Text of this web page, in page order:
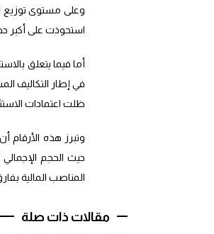
وعلى مستوى توزيع
استحوذت على أكبر
أما فيما يتعلق
في إطار التكاليف
ظلت اعتمادات الاستثمار لدى نحو 48.64 في المائة من الوزارات
حيث الحجم
المناصب المالية
مقالات ذات صلة